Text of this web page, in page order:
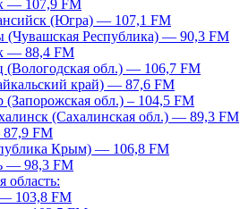
— 107,9 FM
(Югра) — 107,1 FM
(Чувашская Республика) — 90,3 FM
— 88,4 FM
(Вологодская обл.) — 106,7 FM
край) — 87,6 FM
(Запорожская обл.) – 104,5 FM
(Сахалинская обл.) — 89,3 FM
FM
Крым) — 106,8 FM
— 98,3 FM
область:
103,8 FM